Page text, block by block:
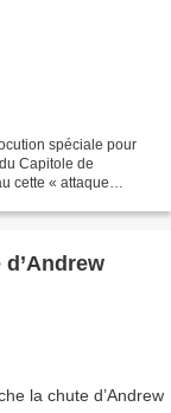
spéciale pour
Capitole de
cette « attaque